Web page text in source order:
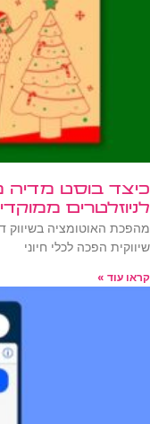
כיצד בוסט מדיה
לניוזלטרים
מהפכת האוטומציה בשיווק
שיווקית הפכה לכלי חיוני
קראו עוד »